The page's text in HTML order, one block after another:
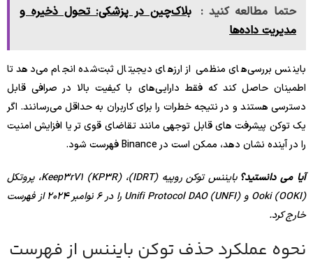
حتما مطالعه کنید : بلاک‌چین در پزشکی: تحول ذخیره و
مدیریت داده‌ها
بایننس بررسی‌های منظمی از ارزهای دیجیتال ثبت‌شده انجام می‌دهد تا
اطمینان حاصل کند که فقط دارایی‌های با کیفیت بالا در صرافی قابل
دسترسی هستند و در نتیجه خطرات را برای کاربران به حداقل می‌رسانند. اگر
یک توکن پیشرفت های قابل توجهی مانند تقاضای قوی تر یا افزایش امنیت
را در آینده نشان دهد، ممکن است در Binance فهرست شود.
آیا می دانستید؟
بایننس توکن روپیه (IDRT)، Keep3rV1 (KP3R)، پروتکل
Ooki (OOKI) و Unifi Protocol DAO (UNFI) را در ۶ نوامبر ۲۰۲۴ از فهرست
خارج کرد.
نحوه عملکرد حذف توکن بایننس از فهرست